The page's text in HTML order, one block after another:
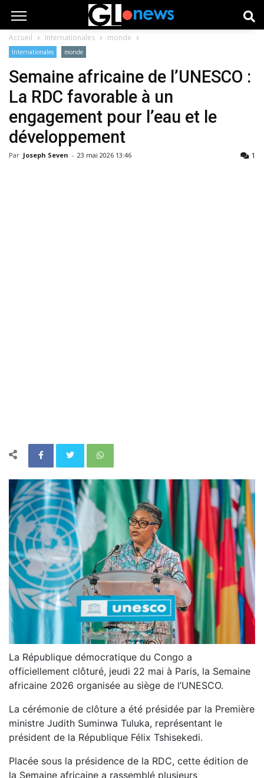
Accueil Internationales monde
Internationales monde
Semaine africaine de l’UNESCO :
La RDC favorable à un
engagement pour l’eau et le
développement
Par Joseph Seven - 23 mai 2026 13:46 1
La République démocratique du Congo a
officiellement clôturé, jeudi 22 mai à Paris, la Semaine
africaine 2026 organisée au siège de l’UNESCO.
La cérémonie de clôture a été présidée par la Première
ministre Judith Suminwa Tuluka, représentant le
président de la République Félix Tshisekedi.
Placée sous la présidence de la RDC, cette édition de
la Semaine africaine a rassemblé plusieurs